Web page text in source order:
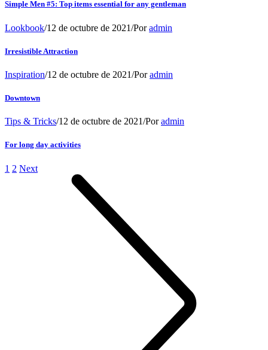
Simple Men #5: Top items essential for any gentleman
Lookbook/12 de octubre de 2021/Poradmin
Irresistible Attraction
Inspiration/12 de octubre de 2021/Poradmin
Downtown
Tips & Tricks/12 de octubre de 2021/Poradmin
For long day activities
1 2 Next